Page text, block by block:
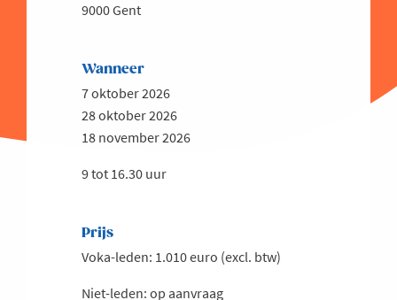
9000 Gent
Wanneer
7 oktober 2026
28 oktober 2026
18 november 2026
9 tot 16.30 uur
Prijs
Voka-leden: 1.010 euro (excl. btw)
Niet-leden: op aanvraag